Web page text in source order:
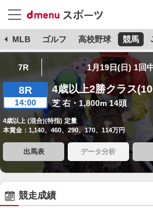
MLB ゴルフ 高校野球 競馬
7R 1月19日(日) 1回
8R
14:00
4歳以上2勝クラス
芝 右・1,800m 14頭
4歳以上 (混合)(特指) 定量
本賞金：1,140、460、290、170、114万円
出馬表 データ分析
競走成績